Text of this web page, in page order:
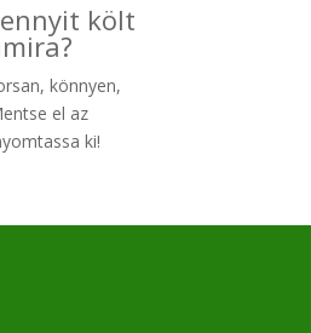
költ
rsan, könnyen,
el az
ki!